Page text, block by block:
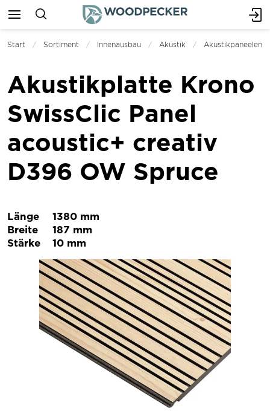
Start Sortiment Innenausbau Akustik Akustikpaneelen
Akustikplatte Krono
SwissClic Panel
acoustic+ creativ
D396 OW Spruce
Länge
1380 mm
Breite
187 mm
Stärke
10 mm